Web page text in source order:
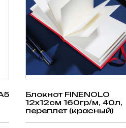
Блокнот FINENOLO
12х12см 160гр/м, 40л,
переплет (красный)